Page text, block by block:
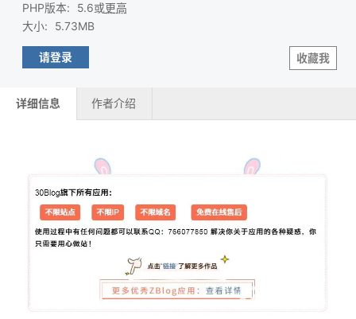
PHP版本: 5.6或更高
大小: 5.73MB
收藏我
请登录
详细信息 作者介绍